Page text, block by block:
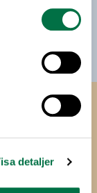
detaljer
när som helst